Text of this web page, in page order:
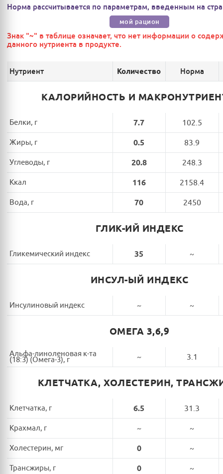
Норма рассчитывается по параметрам, введенным на
мой рацион
Знак "~" в таблице означает, что нет информации о
данного нутриента в продукте.
Нутриент Количество Норма
КАЛОРИЙНОСТЬ И
Белки, г 7.7 102.5
Жиры, г 0.5 83.9
Углеводы, г 20.8 248.3
Ккал 116 2158.4
Вода, г 70 2450
ГЛИК-ИЙ ИНДЕКС
Гликемический индекс 35 ~
ИНСУЛ-ЫЙ ИНДЕКС
Инсулиновый индекс ~ ~
ОМЕГА 3,6,9
Альфа-линоленовая к-та
(18:3) (Омега-3), г ~ 3.1
КЛЕТЧАТКА, ХОЛЕСТЕРИН,
Клетчатка, г 6.5 31.3
Крахмал, г ~ ~
Холестерин, мг 0 ~
Трансжиры, г 0 ~